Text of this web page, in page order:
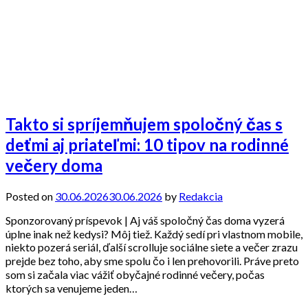
Takto si spríjemňujem spoločný čas s
deťmi aj priateľmi: 10 tipov na rodinné
večery doma
Posted on 30.06.202630.06.2026 by Redakcia
Sponzorovaný príspevok | Aj váš spoločný čas doma vyzerá
úplne inak než kedysi? Môj tiež. Každý sedí pri vlastnom mobile,
niekto pozerá seriál, ďalší scrolluje sociálne siete a večer zrazu
prejde bez toho, aby sme spolu čo i len prehovorili. Práve preto
som si začala viac vážiť obyčajné rodinné večery, počas
ktorých sa venujeme jeden…